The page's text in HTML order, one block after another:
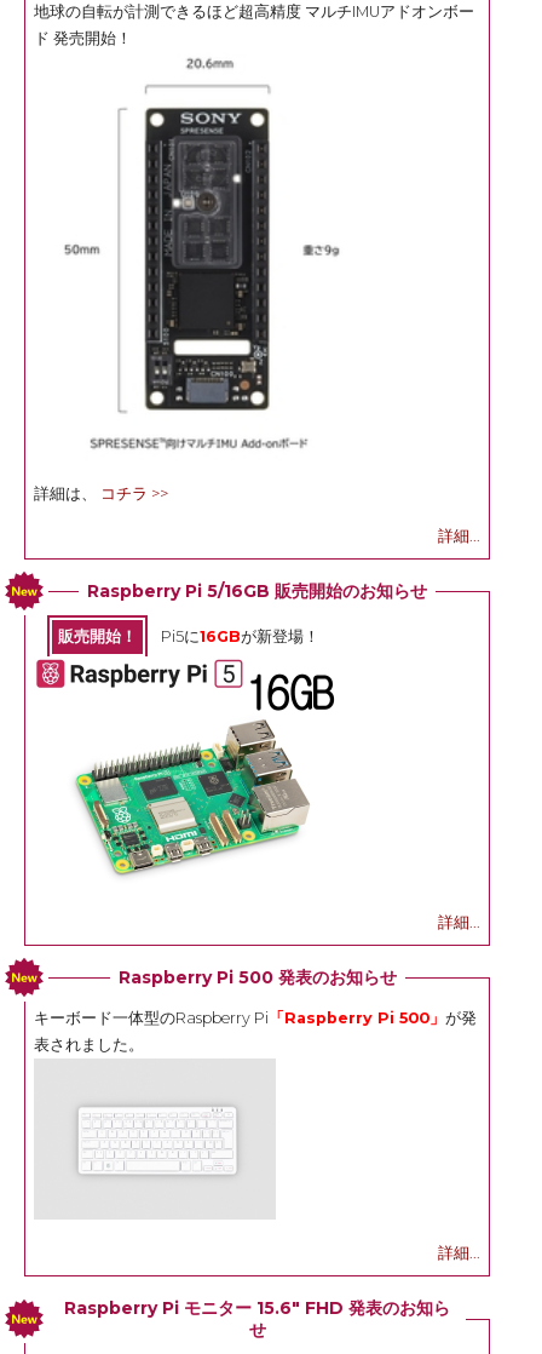
地球の自転が計測できるほど超高精度 マルチIMUアドオンボー
ド 発売開始！
詳細は、 コチラ >>
詳細...
Raspberry Pi 5/16GB 販売開始のお知らせ
販売開始！ Pi5に16GBが新登場！
詳細...
Raspberry Pi 500 発表のお知らせ
キーボード一体型のRaspberry Pi 「Raspberry Pi 500」 が発
表されました。
詳細...
Raspberry Pi モニター 15.6" FHD 発表のお知ら
せ